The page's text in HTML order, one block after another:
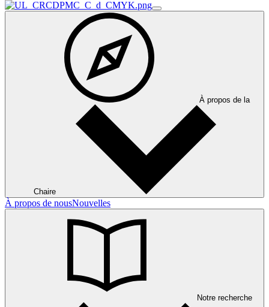
À propos de la
Chaire
À propos de nousNouvelles
Notre recherche